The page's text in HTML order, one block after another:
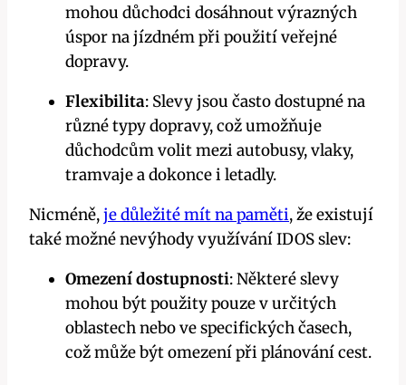
mohou důchodci dosáhnout výrazných
úspor na jízdném při ⁢použití veřejné
dopravy.
Flexibilita: Slevy⁢ jsou ​často dostupné na
různé typy dopravy, což umožňuje
důchodcům volit mezi autobusy, vlaky,
tramvaje a dokonce i ⁣letadly.
Nicméně, ⁣je důležité mít na paměti, že existují
také možné nevýhody využívání IDOS slev:
Omezení dostupnosti: Některé slevy
mohou být‍ použity ⁢pouze v určitých
oblastech nebo⁢ ve ​specifických ⁣časech,
což může být omezení při ‌plánování cest.